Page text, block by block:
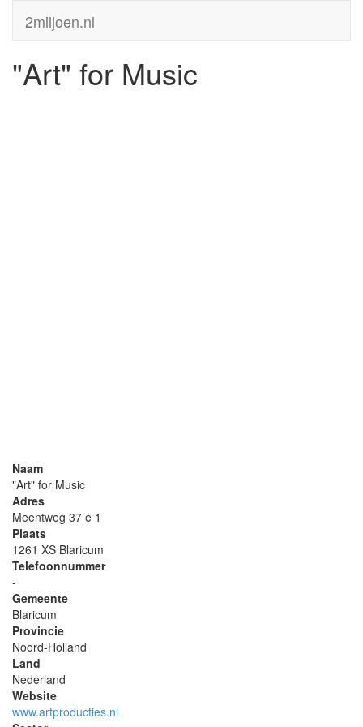
2miljoen.nl
"Art" for Music
Naam
"Art" for Music
Adres
Meentweg 37 e 1
Plaats
1261 XS Blaricum
Telefoonnummer
-
Gemeente
Blaricum
Provincie
Noord-Holland
Land
Nederland
Website
www.artproducties.nl